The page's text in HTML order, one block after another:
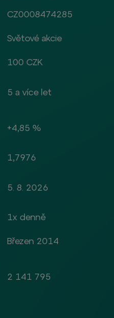
CZ0008474285
Světové akcie
100 CZK
5 a více let
+4,85 %
1,7976
5. 8. 2026
1x denně
Březen 2014
2 141 795